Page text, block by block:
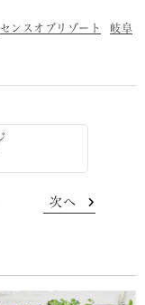
センスオブリゾート
岐阜
次へ